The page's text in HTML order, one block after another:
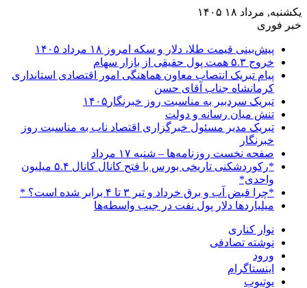
یکشنبه, مرداد ۱۸ ۱۴۰۵
خبر فوری
پیش‌بینی قیمت طلا، دلار و سکه امروز ۱۸ مرداد ۱۴۰۵
خروج ۵.۳ همت پول حقیقی از بازار سهام
پیام تبریک انتصاب معاون هماهنگی امور اقتصادی استانداری
کرمانشاه جناب آقای حسن
تبریک سردبیر به مناسبت روز خبرنگار۱۴۰۵
تنش میان رسانه و دولت
تبریک مدیر مسئول خبرگزاری اقتصاد ناب به مناسبت روز
خبرنگار
صفحه نخست روزنامه‌ها – شنبه ۱۷ مرداد
*رکوردشکنی تاریخی بورس با فتح کانال کانال ۵.۴ میلیون
واحدی*
*چرا قبض آب و برق خرداد و تیر ۳ تا ۴ برابر شده است؟ *
میلیاردها دلار پول نفت در جیب واسطه‌ها
نوار کناری
نوشته تصادفی
ورود
اینستاگرام
یوتیوب